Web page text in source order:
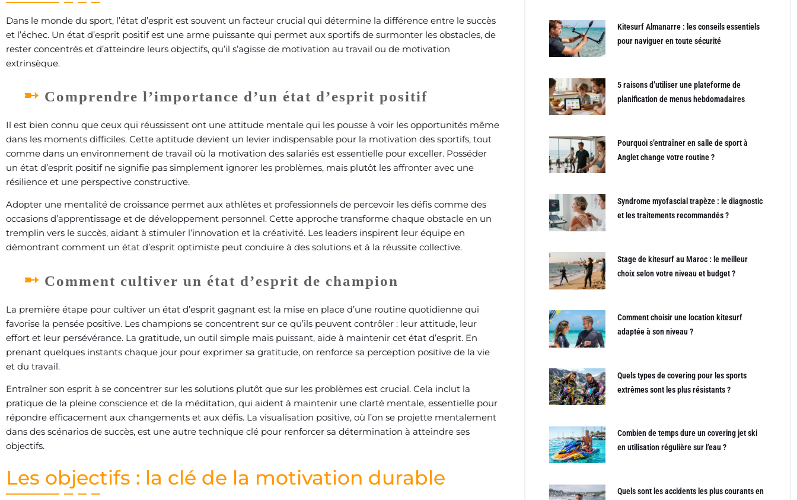
Dans le monde du sport, l’état d’esprit est souvent un facteur crucial qui détermine la différence entre le succès
et l’échec. Un état d’esprit positif est une arme puissante qui permet aux sportifs de surmonter les obstacles, de
rester concentrés et d’atteindre leurs objectifs, qu’il s’agisse de motivation au travail ou de motivation
extrinsèque.
Comprendre l’importance d’un état d’esprit positif
Il est bien connu que ceux qui réussissent ont une attitude mentale qui les pousse à voir les opportunités même
dans les moments difficiles. Cette aptitude devient un levier indispensable pour la motivation des sportifs, tout
comme dans un environnement de travail où la motivation des salariés est essentielle pour exceller. Posséder
un état d’esprit positif ne signifie pas simplement ignorer les problèmes, mais plutôt les affronter avec une
résilience et une perspective constructive.
Adopter une mentalité de croissance permet aux athlètes et professionnels de percevoir les défis comme des
occasions d’apprentissage et de développement personnel. Cette approche transforme chaque obstacle en un
tremplin vers le succès, aidant à stimuler l’innovation et la créativité. Les leaders inspirent leur équipe en
démontrant comment un état d’esprit optimiste peut conduire à des solutions et à la réussite collective.
Comment cultiver un état d’esprit de champion
La première étape pour cultiver un état d’esprit gagnant est la mise en place d’une routine quotidienne qui
favorise la pensée positive. Les champions se concentrent sur ce qu’ils peuvent contrôler : leur attitude, leur
effort et leur persévérance. La gratitude, un outil simple mais puissant, aide à maintenir cet état d’esprit. En
prenant quelques instants chaque jour pour exprimer sa gratitude, on renforce sa perception positive de la vie
et du travail.
Entraîner son esprit à se concentrer sur les solutions plutôt que sur les problèmes est crucial. Cela inclut la
pratique de la pleine conscience et de la méditation, qui aident à maintenir une clarté mentale, essentielle pour
répondre efficacement aux changements et aux défis. La visualisation positive, où l’on se projette mentalement
dans des scénarios de succès, est une autre technique clé pour renforcer sa détermination à atteindre ses
objectifs.
Les objectifs : la clé de la motivation durable
Kitesurf Almanarre : les conseils essentiels
pour naviguer en toute sécurité
5 raisons d’utiliser une plateforme de
planification de menus hebdomadaires
Pourquoi s’entraîner en salle de sport à
Anglet change votre routine ?
Syndrome myofascial trapèze : le diagnostic
et les traitements recommandés ?
Stage de kitesurf au Maroc : le meilleur
choix selon votre niveau et budget ?
Comment choisir une location kitesurf
adaptée à son niveau ?
Quels types de covering pour les sports
extrêmes sont les plus résistants ?
Combien de temps dure un covering jet ski
en utilisation régulière sur l’eau ?
Quels sont les accidents les plus courants en